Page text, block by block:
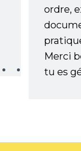
ordre,
Merci
tu es